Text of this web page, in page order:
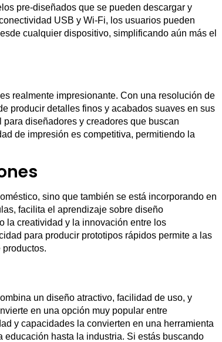
pre-diseñados que se pueden descargar y
USB y Wi-Fi, los usuarios pueden
cualquier dispositivo, simplificando aún más el
realmente impresionante. Con una resolución de
producir detalles finos y acabados suaves en sus
diseñadores y creadores que buscan
de impresión es competitiva, permitiendo la
sino que también se está incorporando en
facilita el aprendizaje sobre diseño
la creatividad y la innovación entre los
para producir prototipos rápidos permite a las
un diseño atractivo, facilidad de uso, y
en una opción muy popular entre
y capacidades la convierten en una herramienta
hasta la industria. Si estás buscando